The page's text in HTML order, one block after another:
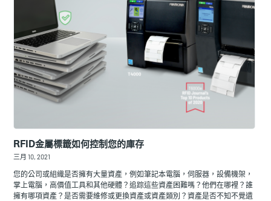
RFID金屬標籤如何控制您的庫存
三月 10, 2021
您的公司或組織是否擁有大量資產，例如筆記本電腦，伺服器，設備機架，
掌上電腦，高價值工具和其他硬體？追踪這些資產困難嗎？他們在哪裡？誰
擁有哪項資產？是否需要維修或更換資產或資產類別？資產是否不知不覺遺